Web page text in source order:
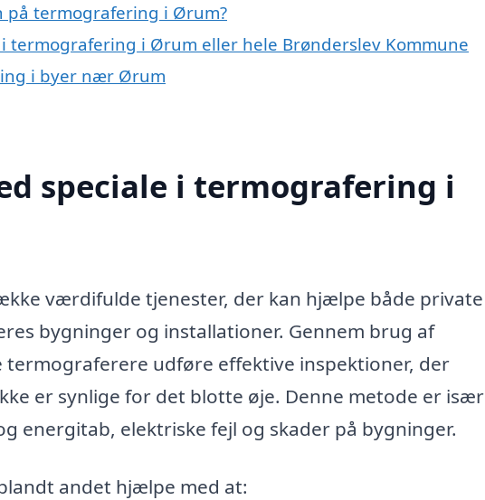
på termografering i Ørum?
termografering i Ørum eller hele Brønderslev Kommune
i byer nær Ørum
speciale i termografering i
værdifulde tjenester, der kan hjælpe både private
bygninger og installationer. Gennem brug af
udføre effektive inspektioner, der
er synlige for det blotte øje. Denne metode er især
energitab, elektriske fejl og skader på bygninger.
andet hjælpe med at: